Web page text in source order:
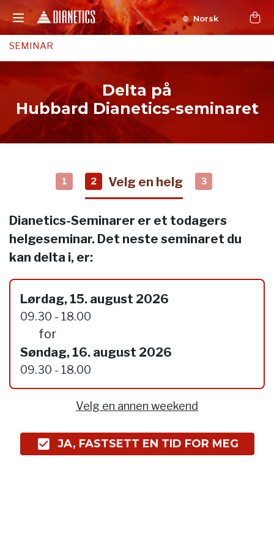
Norsk
SEMINAR
Delta på
Hubbard Dianetics-seminaret
1 2 Velg en helg 3
Dianetics-Seminarer er et todagers
helgeseminar. Det neste seminaret du
kan delta i, er:
Lørdag, 15. august 2026
09.30 - 18.00
for
Søndag, 16. august 2026
09.30 - 18.00
Velg en annen weekend
JA, FASTSETT EN TID FOR MEG